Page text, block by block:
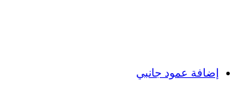
إضافة عمود جانبي